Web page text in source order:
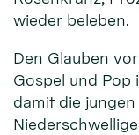
wieder beleben.
Den Glauben
Gospel und Pop
damit die